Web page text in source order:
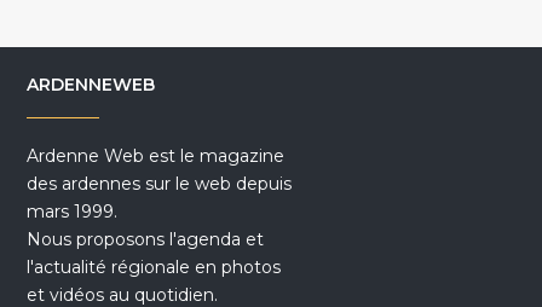
ARDENNEWEB
Ardenne Web est le magazine
des ardennes sur le web depuis
mars 1999.
Nous proposons l'agenda et
l'actualité régionale en photos
et vidéos au quotidien.